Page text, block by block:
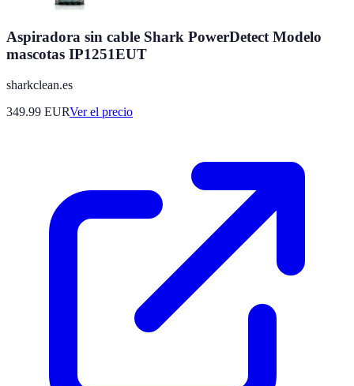
Aspiradora sin cable Shark PowerDetect Modelo
mascotas IP1251EUT
sharkclean.es
349.99 EURVer el precio